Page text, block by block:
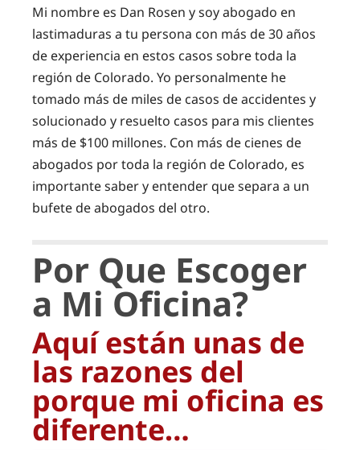
Mi nombre es Dan Rosen y soy abogado en
lastimaduras a tu persona con más de 30 años
de experiencia en estos casos sobre toda la
región de Colorado. Yo personalmente he
tomado más de miles de casos de accidentes y
solucionado y resuelto casos para mis clientes
más de $100 millones. Con más de cienes de
abogados por toda la región de Colorado, es
importante saber y entender que separa a un
bufete de abogados del otro.
Por Que Escoger
a Mi Oficina?
Aquí están unas de
las razones del
porque mi oficina es
diferente…